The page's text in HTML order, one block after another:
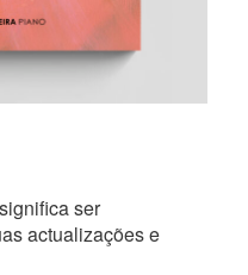
ser
actualizações e